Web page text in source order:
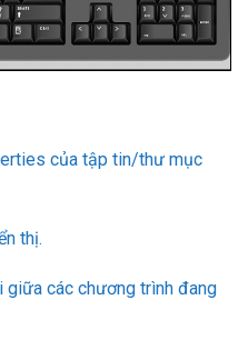
của tập tin/thư mục
thị.
giữa các chương trình đang